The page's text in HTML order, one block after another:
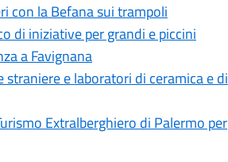
con la Befana sui trampoli
di iniziative per grandi e piccini
a Favignana
e laboratori di ceramica e di
Extralberghiero di Palermo per